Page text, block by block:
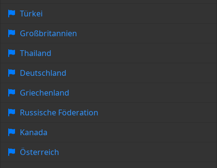
Türkei
Großbritannien
Thailand
Deutschland
Griechenland
Russische Föderation
Kanada
Österreich